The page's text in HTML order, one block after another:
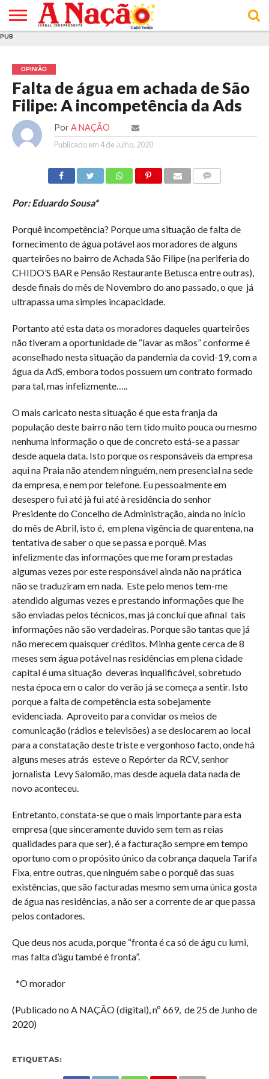
E DE
COOKIES
DE
UTILIZAÇÃO
PUB
OPINIÃO
Falta de água em achada de São
Filipe: A incompetência da Ads
Por A NAÇÃO
Publicado em4 de Julho, 2020
Por: Eduardo Sousa*
Porquê incompetência? Porque uma situação de falta de
fornecimento de água potável aos moradores de alguns
quarteirões no bairro de Achada São Filipe (na periferia do
CHIDO’S BAR e Pensão Restaurante Betusca entre outras),
desde finais do mês de Novembro do ano passado, o que já
ultrapassa uma simples incapacidade.
Portanto até esta data os moradores daqueles quarteirões
não tiveram a oportunidade de “lavar as mãos” conforme é
aconselhado nesta situação da pandemia da covid-19, com a
água da AdS, embora todos possuem um contrato formado
para tal, mas infelizmente…..
O mais caricato nesta situação é que esta franja da
população deste bairro não tem tido muito pouca ou mesmo
nenhuma informação o que de concreto está-se a passar
desde aquela data. Isto porque os responsáveis da empresa
aqui na Praia não atendem ninguém, nem presencial na sede
da empresa, e nem por telefone. Eu pessoalmente em
desespero fui até jà fui até à residência do senhor
Presidente do Concelho de Administração, ainda no início
do mês de Abril, isto é, em plena vigência de quarentena, na
tentativa de saber o que se passa e porquê. Mas
infelizmente das informações que me foram prestadas
algumas vezes por este responsável ainda não na prática
não se traduziram em nada. Este pelo menos tem-me
atendido algumas vezes e prestando informações que lhe
são enviadas pelos técnicos, mas já concluí que afinal tais
informações não são verdadeiras. Porque são tantas que já
não merecem quaisquer créditos. Minha gente cerca de 8
meses sem água potável nas residências em plena cidade
capital é uma situação deveras inqualificável, sobretudo
nesta época em o calor do verão já se começa a sentir. Isto
porque a falta de competência esta sobejamente
evidenciada. Aproveito para convidar os meios de
comunicação (rádios e televisões) a se deslocarem ao local
para a constatação deste triste e vergonhoso facto, onde há
alguns meses atrás esteve o Repórter da RCV, senhor
jornalista Levy Salomão, mas desde aquela data nada de
novo aconteceu.
Entretanto, constata-se que o mais importante para esta
empresa (que sinceramente duvido sem tem as reias
qualidades para que ser), é a facturação sempre em tempo
oportuno com o propósito único da cobrança daquela Tarifa
Fixa, entre outras, que ninguém sabe o porquê das suas
existências, que são facturadas mesmo sem uma única gosta
de água nas residências, a não ser a corrente de ar que passa
pelos contadores.
Que deus nos acuda, porque “fronta é ca só de águ cu lumi,
mas falta d’águ també é fronta”.
*O morador
(Publicado no A NAÇÃO (digital), nº 669, de 25 de Junho de
2020)
ETIQUETAS: